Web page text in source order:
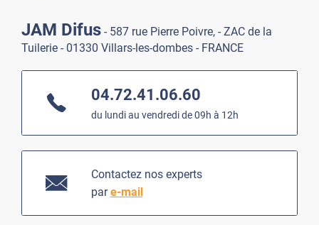
Impression personnalisée vitrine
BOIS1-2042
JAM Difus - 587 rue Pierre Poivre, - ZAC de la
Tuilerie - 01330 Villars-les-dombes - FRANCE
04.72.41.06.60
du lundi au vendredi de 09h à 12h
Contactez nos experts
pare-mail